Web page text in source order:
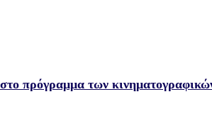
πρόγραμμα των